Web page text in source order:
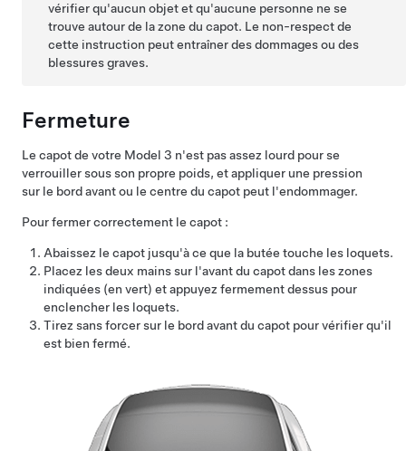
vérifier qu'aucun objet et qu'aucune personne ne se
trouve autour de la zone du capot. Le non-respect de
cette instruction peut entraîner des dommages ou des
blessures graves.
Fermeture
Le capot de votre Model 3 n'est pas assez lourd pour se
verrouiller sous son propre poids, et appliquer une pression
sur le bord avant ou le centre du capot peut l'endommager.
Pour fermer correctement le capot :
Abaissez le capot jusqu'à ce que la butée touche les loquets.
Placez les deux mains sur l'avant du capot dans les zones
indiquées (en vert) et appuyez fermement dessus pour
enclencher les loquets.
Tirez sans forcer sur le bord avant du capot pour vérifier qu'il
est bien fermé.